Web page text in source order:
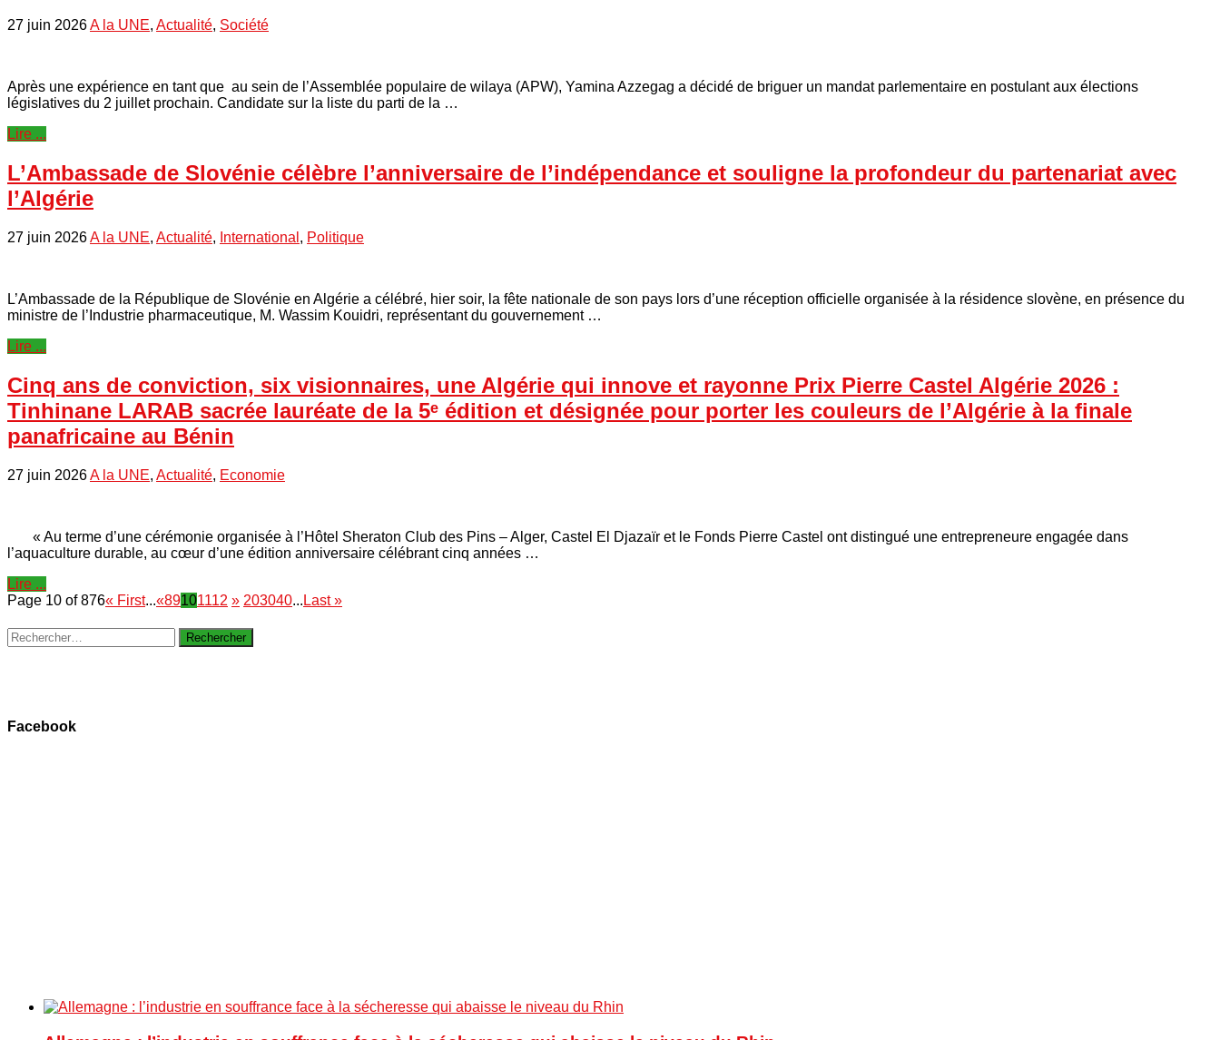
27 juin 2026A la UNE, Actualité, Société
Après une expérience en tant que au sein de l’Assemblée populaire de wilaya (APW), Yamina Azzegag a décidé de briguer un mandat parlementaire en postulant aux élections
législatives du 2 juillet prochain. Candidate sur la liste du parti de la …
Lire ...
L’Ambassade de Slovénie célèbre l’anniversaire de l’indépendance et souligne la profondeur du partenariat avec
l’Algérie
27 juin 2026A la UNE, Actualité, International , Politique
L’Ambassade de la République de Slovénie en Algérie a célébré, hier soir, la fête nationale de son pays lors d’une réception officielle organisée à la résidence slovène, en présence du
ministre de l’Industrie pharmaceutique, M. Wassim Kouidri, représentant du gouvernement …
Lire ...
Cinq ans de conviction, six visionnaires, une Algérie qui innove et rayonne Prix Pierre Castel Algérie 2026 :
Tinhinane LARAB sacrée lauréate de la 5ᵉ édition et désignée pour porter les couleurs de l’Algérie à la finale
panafricaine au Bénin
27 juin 2026A la UNE, Actualité, Economie
« Au terme d’une cérémonie organisée à l’Hôtel Sheraton Club des Pins – Alger, Castel El Djazaïr et le Fonds Pierre Castel ont distingué une entrepreneure engagée dans
l’aquaculture durable, au cœur d’une édition anniversaire célébrant cinq années …
Lire ...
Page 10 of 876« First...«89101112 » 203040... Last »
Rechercher :
Facebook